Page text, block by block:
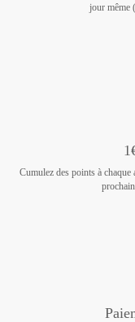
jour même
Cumulez des points à